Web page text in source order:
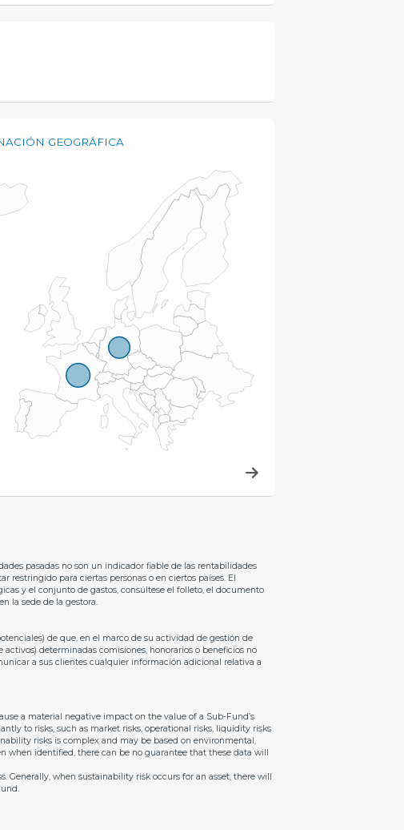
GEOGRÁFICA
pasadas no son un indicador fiable de las rentabilidades
restringido para ciertas personas o en ciertos países. El
y el conjunto de gastos, consúltese el folleto, el documento
la sede de la gestora.
de que, en el marco de su actividad de gestión de
determinadas comisiones, honorarios o beneficios no
a sus clientes cualquier información adicional relativa a
a material negative impact on the value of a Sub-Fund’s
to risks, such as market risks, operational risks, liquidity risks
risks is complex and may be based on environmental,
when identified, there can be no guarantee that these data will
Generally, when sustainability risk occurs for an asset, there will